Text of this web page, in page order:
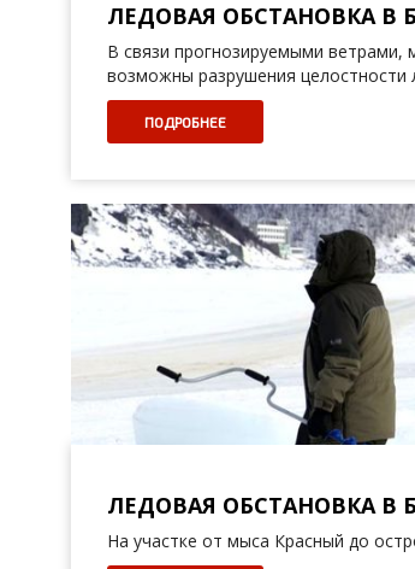
ЛЕДОВАЯ ОБСТАНОВКА В
В связи прогнозируемыми
возможны разрушения целостности
ПОДРОБНЕЕ
ЛЕДОВАЯ ОБСТАНОВКА В
На участке от мыса Красный до